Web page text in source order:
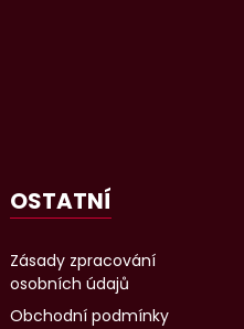
OSTATNÍ
Zásady zpracování
osobních údajů
Obchodní podmínky